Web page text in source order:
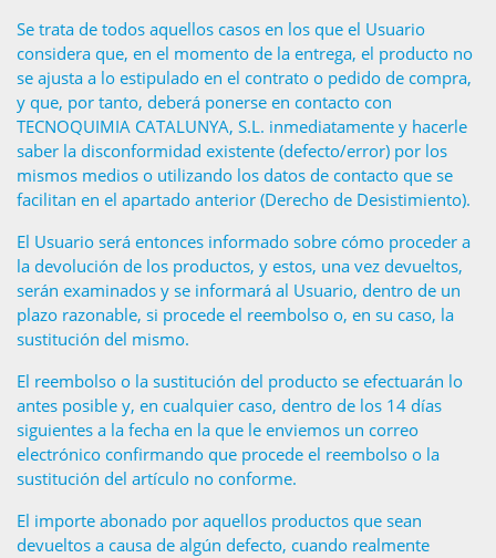
Se trata de todos aquellos casos en los que el Usuario
considera que, en el momento de la entrega, el producto no
se ajusta a lo estipulado en el contrato o pedido de compra,
y que, por tanto, deberá ponerse en contacto con
TECNOQUIMIA CATALUNYA, S.L. inmediatamente y hacerle
saber la disconformidad existente (defecto/error) por los
mismos medios o utilizando los datos de contacto que se
facilitan en el apartado anterior (Derecho de Desistimiento).
El Usuario será entonces informado sobre cómo proceder a
la devolución de los productos, y estos, una vez devueltos,
serán examinados y se informará al Usuario, dentro de un
plazo razonable, si procede el reembolso o, en su caso, la
sustitución del mismo.
El reembolso o la sustitución del producto se efectuarán lo
antes posible y, en cualquier caso, dentro de los 14 días
siguientes a la fecha en la que le enviemos un correo
electrónico confirmando que procede el reembolso o la
sustitución del artículo no conforme.
El importe abonado por aquellos productos que sean
devueltos a causa de algún defecto, cuando realmente